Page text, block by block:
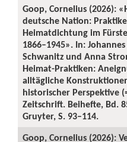
Goop, Cornelius (2026):
deutsche Nation:
Heimatdichtung im
1866–1945». In:
Schwanitz und Anna
Heimat-Praktiken:
alltägliche
historischer Perspektive
Zeitschrift. Beihefte, Bd.
Gruyter, S. 93–114.
Goop, Cornelius (2026):